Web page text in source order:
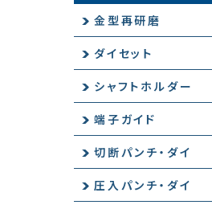
金型再研磨
ダイセット
シャフトホルダー
端子ガイド
切断パンチ・ダイ
圧入パンチ・ダイ